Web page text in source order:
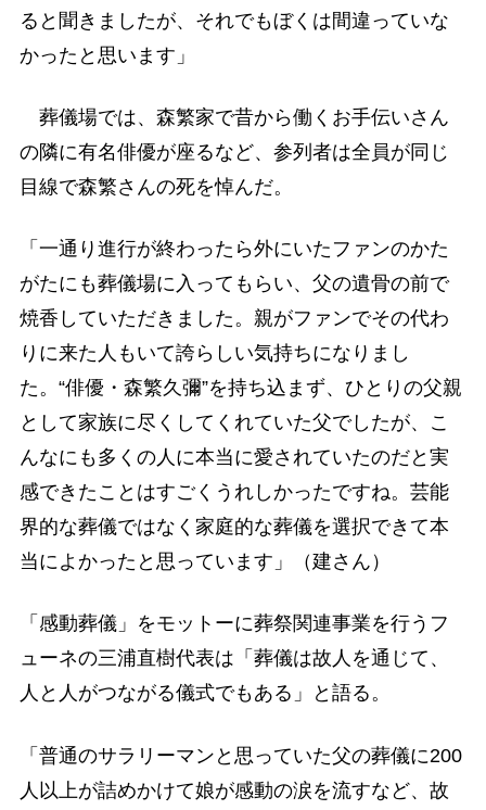
ると聞きましたが、それでもぼくは間違っていな
かったと思います」
葬儀場では、森繁家で昔から働くお手伝いさん
の隣に有名俳優が座るなど、参列者は全員が同じ
目線で森繁さんの死を悼んだ。
「一通り進行が終わったら外にいたファンのかた
がたにも葬儀場に入ってもらい、父の遺骨の前で
焼香していただきました。親がファンでその代わ
りに来た人もいて誇らしい気持ちになりまし
た。“俳優・森繁久彌”を持ち込まず、ひとりの父親
として家族に尽くしてくれていた父でしたが、こ
んなにも多くの人に本当に愛されていたのだと実
感できたことはすごくうれしかったですね。芸能
界的な葬儀ではなく家庭的な葬儀を選択できて本
当によかったと思っています」（建さん）
「感動葬儀」をモットーに葬祭関連事業を行うフ
ューネの三浦直樹代表は「葬儀は故人を通じて、
人と人がつながる儀式でもある」と語る。
「普通のサラリーマンと思っていた父の葬儀に200
人以上が詰めかけて娘が感動の涙を流すなど、故